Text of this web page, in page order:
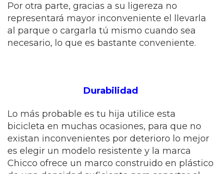
Por otra parte, gracias a su ligereza no
representará mayor inconveniente el llevarla
al parque o cargarla tú mismo cuando sea
necesario, lo que es bastante conveniente.
Durabilidad
Lo más probable es tu hija utilice esta
bicicleta en muchas ocasiones, para que no
existan inconvenientes por deterioro lo mejor
es elegir un modelo resistente y la marca
Chicco ofrece un marco construido en plástico